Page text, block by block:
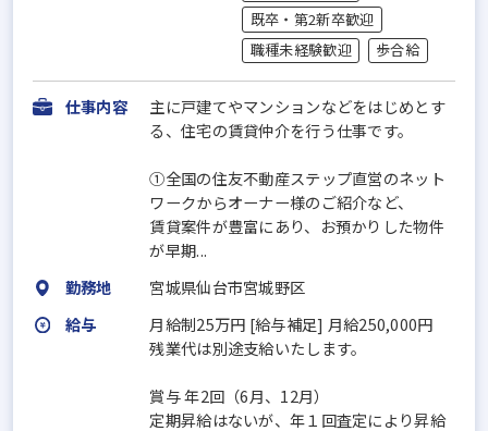
既卒・第2新卒歓迎
職種未経験歓迎
歩合給
仕事内容
主に⼾建てやマンションなどをはじめとす
る、住宅の賃貸仲介を⾏う仕事です。
①全国の住友不動産ステップ直営のネット
ワークからオーナー様のご紹介など、
賃貸案件が豊富にあり、お預かりした物件
が早期...
勤務地
宮城県仙台市宮城野区
給与
月給制25万円 [給与補足] ⽉給250,000円
残業代は別途支給いたします。
賞与 年2回（6⽉、12⽉）
定期昇給はないが、年１回査定により昇給